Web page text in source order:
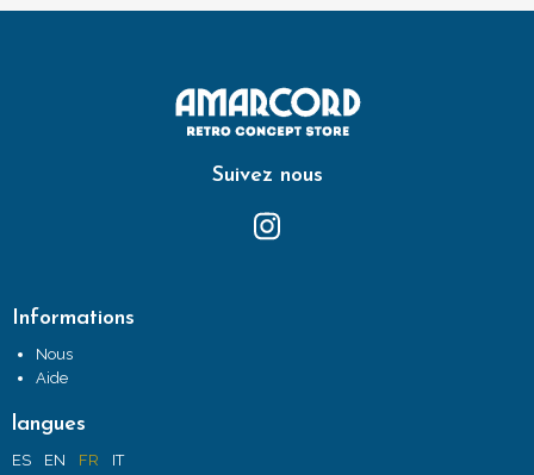
Suivez nous
Informations
Nous
Aide
langues
ES EN FR IT